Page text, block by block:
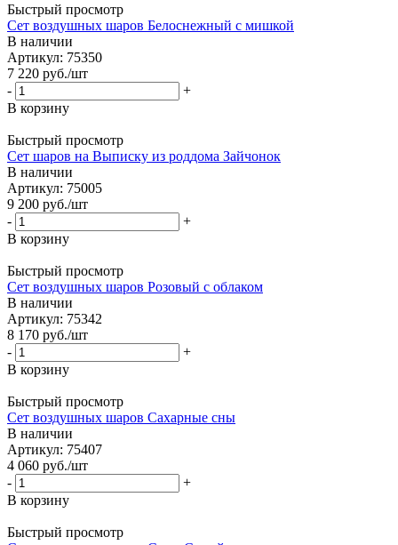
Быстрый просмотр
Сет воздушных шаров Белоснежный с мишкой
В наличии
Артикул: 75350
7 220 руб./шт
-
+
В корзину
Быстрый просмотр
Сет шаров на Выписку из роддома Зайчонок
В наличии
Артикул: 75005
9 200 руб./шт
-
+
В корзину
Быстрый просмотр
Сет воздушных шаров Розовый с облаком
В наличии
Артикул: 75342
8 170 руб./шт
-
+
В корзину
Быстрый просмотр
Сет воздушных шаров Сахарные сны
В наличии
Артикул: 75407
4 060 руб./шт
-
+
В корзину
Быстрый просмотр